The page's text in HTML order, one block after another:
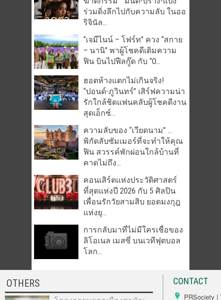
ร่วมดิ่งลึกไปกับความลับ ในออ
ริจินัล...
“เจมีไนน์ – โฟร์ท” ควง “สกาย
– นานิ” พาผู้โชคดีเติมความ
ฟิน บินไปฟีลกู๊ด กับ “O...
ฮอตห้างแตกไม่เกินจริง!
“ปอนด์-ภูวินทร์” เสิร์ฟความน่า
รักใกล้ชิดแฟนคลับผู้โชคดีงาน
สุดเอ็กซ์...
ความลับของ “เวียดนาม” …
พิกัดลับซัมเมอร์ที่จะทำให้คุณ
ฟิน สวรรค์พักผ่อนใกล้บ้านที่
คาดไม่ถึง...
คอนเสิร์ตแห่งประวัติศาสตร์
ที่สุดแห่งปี 2026 กับ 5 ศิลปิน
เพื่อนรักวัยสามสิบ ยอดมงกุฎ
แห่งยุ...
การกลับมาที่ไม่มีใครเชื่อของ
ลิโอเนล เมสซี่ บนเวทีฟุตบอล
โลก...
OTHERS CONTACT
PRSociety |